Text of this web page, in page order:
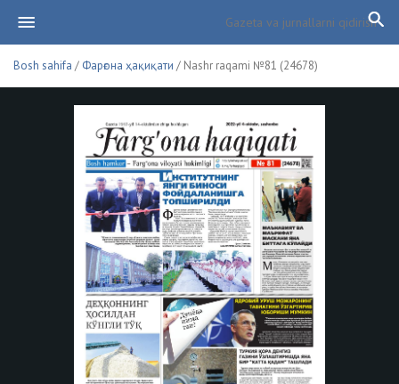
Bosh sahifa / Фарғона ҳақиқати / Nashr raqami №81 (24678)